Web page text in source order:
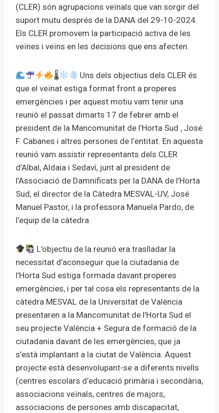
(CLER) són agrupacions veïnals que van sorgir del
suport mutu després de la DANA del 29-10-2024.
Els CLER promovem la participació activa de les
veïnes i veïns en les decisions que ens afecten.
🌡
Uns dels objectius dels CLER és
que el veïnat estiga format front a properes
emergències i per aquest motiu vam tenir una
reunió el passat dimarts 17 de febrer amb el
president de la Mancomunitat de l’Horta Sud , José
F. Cabanes i altres persones de l’entitat. En aquesta
reunió vam assistir representants dels CLER
d’Albal, Aldaia i Sedaví, junt al president de
l’Associació de Damnificats per la DANA de l’Horta
Sud, el director de la Càtedra MESVAL-UV, José
Manuel Pastor, i la professora Manuela Pardo, de
l’equip de la càtedra.
L’objectiu de la reunió era traslladar la
necessitat d’aconseguir que la ciutadania de
l’Horta Sud estiga formada davant properes
emergències, i per tal cosa els representants de la
càtedra MESVAL de la Universitat de València
presentaren a la Mancomunitat de l’Horta Sud el
seu projecte València + Segura de formació de la
ciutadania davant de les emergències, que ja
s’està implantant a la ciutat de València. Aquest
projecte està desenvolupant-se a diferents nivells
(centres escolars d’educació primària i secondària,
associacions veïnals, centres de majors,
associacions de persones amb discapacitat,